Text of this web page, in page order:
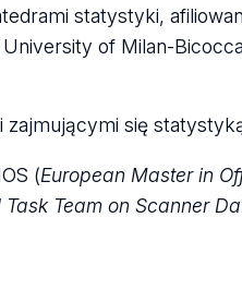
statystyki,
of Milan-
zajmującymi się
(European Master in
Task Team on Scanner